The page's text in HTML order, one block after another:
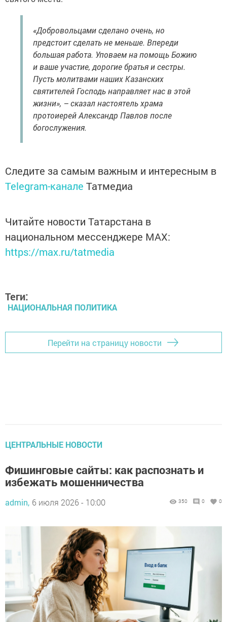
«Добровольцами сделано очень, но
предстоит сделать не меньше. Впереди
большая работа. Уповаем на помощь Божию
и ваше участие, дорогие братья и сестры.
Пусть молитвами наших Казанских
святителей Господь направляет нас в этой
жизни», – сказал настоятель храма
протоиерей Александр Павлов после
богослужения.
Следите за самым важным и интересным в
Telegram-канале Татмедиа
Читайте новости Татарстана в
национальном мессенджере MАХ:
https://max.ru/tatmedia
Теги:
НАЦИОНАЛЬНАЯ ПОЛИТИКА
Перейти на страницу новости
ЦЕНТРАЛЬНЫЕ НОВОСТИ
Фишинговые сайты: как распознать и
избежать мошенничества
admin, 6 июля 2026 - 10:00 350 0 0